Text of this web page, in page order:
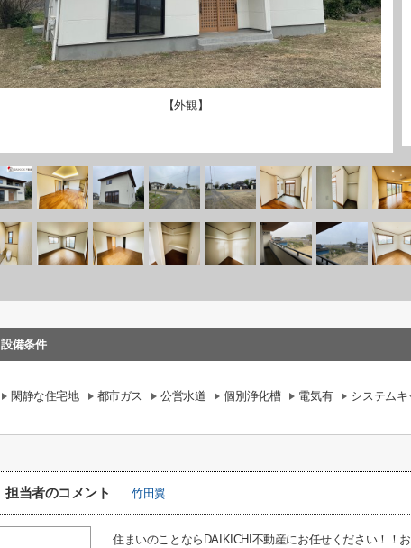
【外観】
設備条件
閑静な住宅地 都市ガス 公営水道 個別浄化槽 電気有 システムキ
担当者のコメント 竹田翼
住まいのことならDAIKICHI不動産にお任せください！！